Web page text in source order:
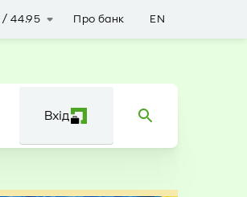
/44.95 Про банк EN
Вхід